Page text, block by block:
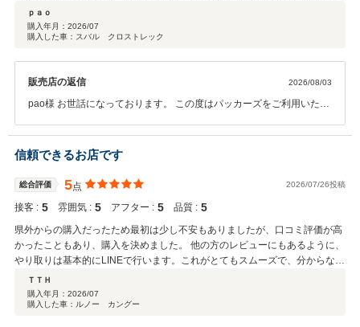
んでいます、
ｐａｏ
購入年月： 2026/07
購入した車：スバル クロストレック
販売店の返信 2026/08/03
pao様 お世話になっております。 この度はパッカーズをご利用いただ
心より嬉しく思います。 普段お車をお客様に販売している中で、購入
することを決断する直前に他のお客様に売れてしまったり、全く選択
肢になかったお車に一目惚れをして買われるお客様がいたりと、中古
車購入はまさしく出逢いだなと思います。 そのような中で今回のよう
にご納得いただけるお買い物をしていただけたことは、私共も中古車
販売冥利に尽きます。 これからもそのように思っていただけるよう、
精進してまいりますので、何卒パッカーズをこれからもよろしくお願
いいたします。
信頼できるお店です
総合評価 5点 2026/07/26投稿
接客 : 5 雰囲気 : 5 アフター : 5 品質 : 5
県外からの購入だったため最初は少し不安もありましたが、口コミ評価が高
かったこともあり、購入を決めました。 他の方のレビューにもあるように、
やり取りは基本的にLINEで行います。これがとてもスムーズで、分からない
ことも気軽に質問でき、やり取りが記録として残るので後から見返せる点も
安心でした。 納車当日にスタッフの方と初めてお会いしましたが、とても親
切で丁寧に対応していただき、最後まで安心して取引を進めることができま
ＴＴＨ
購入年月： 2026/07
購入した車：ルノー カングー